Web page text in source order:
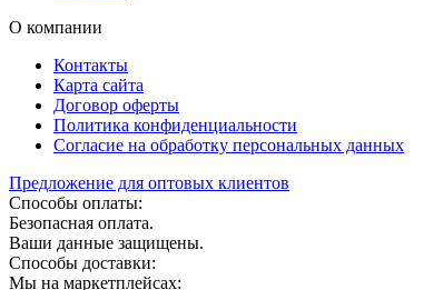
О компании
Контакты
Карта сайта
Договор оферты
Политика конфиденциальности
Согласие на обработку персональных данных
Предложение для оптовых клиентов
Способы оплаты:
Безопасная оплата.
Ваши данные защищены.
Способы доставки:
Мы на маркетплейсах: